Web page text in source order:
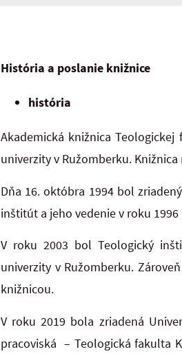
História a poslanie knižnice
história
Akademická knižnica
univerzity v Ružomberku.
Dňa 16. októbra 1994 bol
inštitút a jeho vedenie v roku
V roku 2003 bol Teologický
univerzity v Ružomberku.
knižnicou.
V roku 2019 bola zriadená
pracoviská – Teologická fakulta